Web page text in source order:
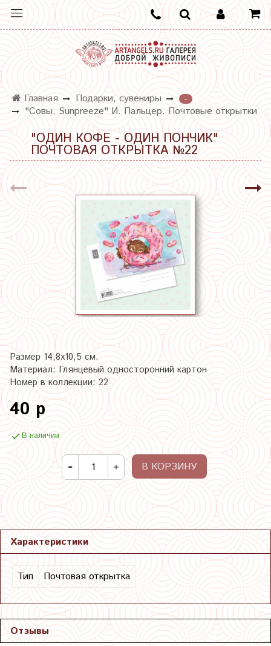
Главная Подарки, сувениры
-
"Совы. Sunpreeze" И. Пальцер. Почтовые открытки
"ОДИН КОФЕ - ОДИН ПОНЧИК"
ПОЧТОВАЯ ОТКРЫТКА №22
Размер 14,8х10,5 см.
Материал: Глянцевый односторонний картон
Номер в коллекции: 22
40 р
В наличии
В КОРЗИНУ
Характеристики
Тип Почтовая открытка
Отзывы